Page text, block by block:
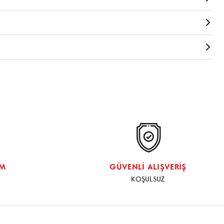
DADAN KORNA
Yorum yapabilmeniz için giriş yapmanız gerekirGiriş
GÜVENLİ ALIŞVERİŞ
KOŞULSUZ